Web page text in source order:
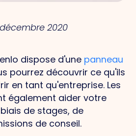
décembre 2020
dispose d'une panneau
pourrez découvrir ce qu'ils
en tant qu'entreprise. Les
également aider votre
de stages, de
de conseil.